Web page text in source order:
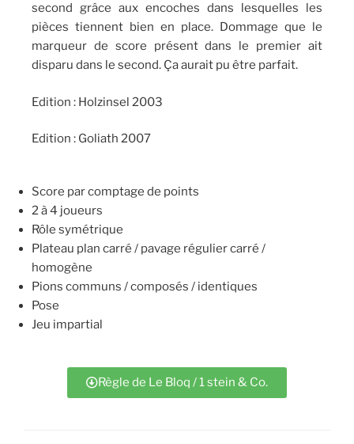
second grâce aux encoches dans lesquelles les
pièces tiennent bien en place. Dommage que le
marqueur de score présent dans le premier ait
disparu dans le second. Ça aurait pu être parfait.
Edition : Holzinsel 2003
Edition : Goliath 2007
Score par comptage de points
2 à 4 joueurs
Rôle symétrique
Plateau plan carré / pavage régulier carré /
homogène
Pions communs / composés / identiques
Pose
Jeu impartial
Règle de Le Bloq / 1 stein & Co.